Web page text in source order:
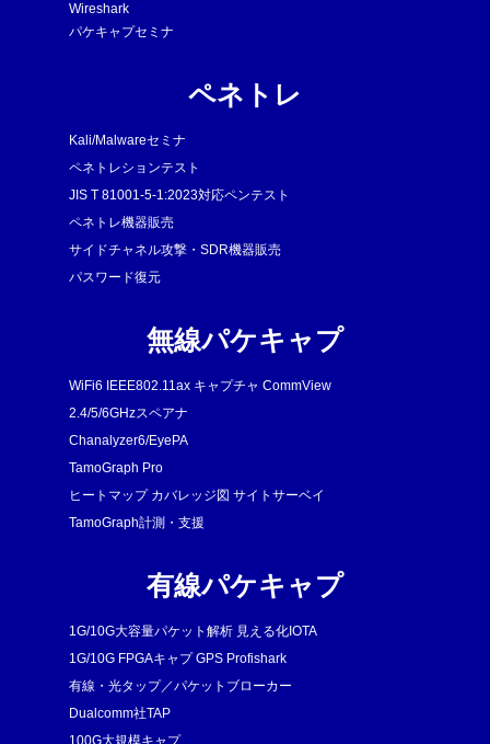
Wireshark
パケキャプセミナ
ペネトレ
Kali/Malwareセミナ
ペネトレションテスト
JIS T 81001-5-1:2023対応ペンテスト
ペネトレ機器販売
サイドチャネル攻撃・SDR機器販売
パスワード復元
無線パケキャプ
WiFi6 IEEE802.11ax キャプチャ CommView
2.4/5/6GHzスペアナ
Chanalyzer6/EyePA
TamoGraph Pro
ヒートマップ カバレッジ図 サイトサーベイ
TamoGraph計測・支援
有線パケキャプ
1G/10G大容量パケット解析 見える化IOTA
1G/10G FPGAキャプ GPS Profishark
有線・光タップ／パケットブローカー
Dualcomm社TAP
100G大規模キャプ